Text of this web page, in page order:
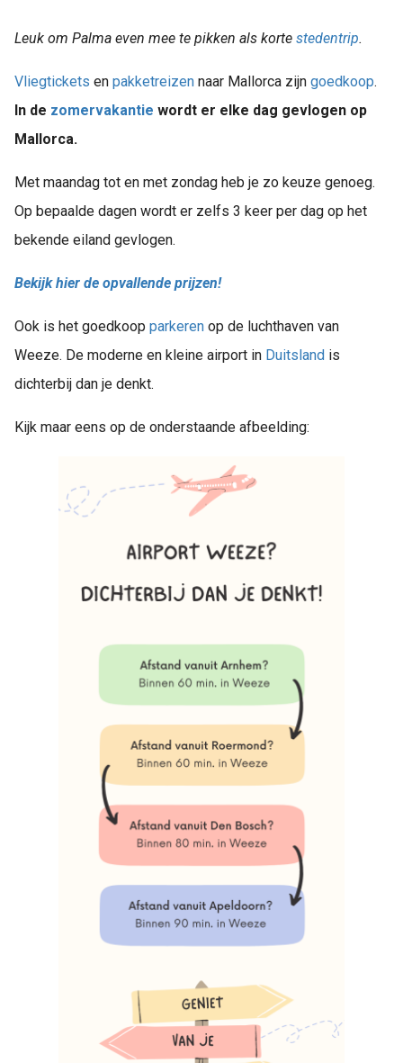
Leuk om Palma even mee te pikken als korte stedentrip.
Vliegtickets en pakketreizen naar Mallorca zijn goedkoop.
In de zomervakantie wordt er elke dag gevlogen op
Mallorca.
Met maandag tot en met zondag heb je zo keuze genoeg.
Op bepaalde dagen wordt er zelfs 3 keer per dag op het
bekende eiland gevlogen.
Bekijk hier de opvallende prijzen!
Ook is het goedkoop parkeren op de luchthaven van
Weeze. De moderne en kleine airport in Duitsland is
dichterbij dan je denkt.
Kijk maar eens op de onderstaande afbeelding: